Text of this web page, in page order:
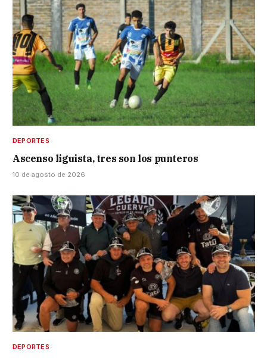
DEPORTES
Ascenso liguista, tres son los punteros
10 de agosto de 2026
DEPORTES